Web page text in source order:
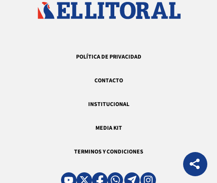
POLÍTICA DE PRIVACIDAD
CONTACTO
INSTITUCIONAL
MEDIA KIT
TERMINOS Y CONDICIONES